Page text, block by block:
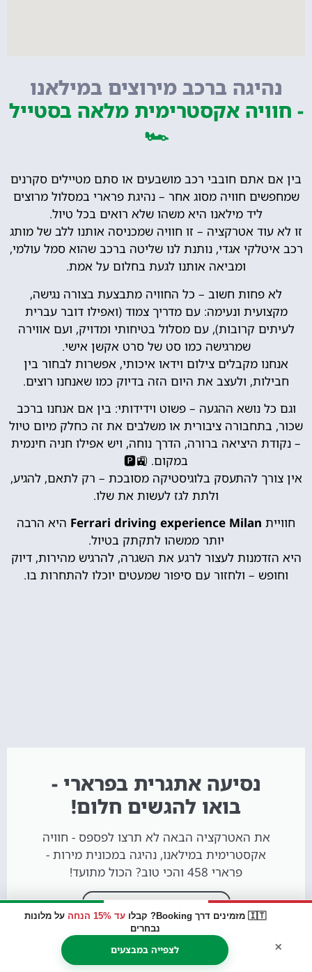
🇮🇹 מזמינים דרך Booking? קבלו עד 15% הנחה
על מלונות
נבחרים
לצפייה במבצעים ×
נהיגה ברכב מירוצים במילאנו
- חוויה אקסטרימית מלאה בסטייל
🏎️
בין אם אתם חובבי רכב מושבעים או סתם מטיילים סקרנים
שמחפשים חוויה מסוג אחר – נהיגת פרארי במסלול מרוצים
ליד מילאנו היא משהו שלא רואים בכל טיול.
זו לא עוד אטרקציה – זו חוויה שמכניסה אותנו ללב של מותג
רכב איטלקי אגדי, נותנת לנו שליטה ברכב שהוא סמל עולמי,
ומביאה אותנו לגעת בחלום על אמת.
לא פחות חשוב – כל החוויה מתבצעת בצורה נגישה,
מקצועית ונעימה: עם מדריך צמוד (ואפילו דובר עברית
לעיתים קרובות), עם מסלול בטיחותי ומדויק, ועם אווירה
שמרגישה כמו סט של סרט אקשן אישי.
אנחנו מקבלים צילום וידאו איכותי, אפשרות לבחור בין
חבילות, ולעצב את היום הזה בדיוק כמו שאנחנו רוצים.
וגם כל נושא ההגעה – פשוט וידידותי: בין אם אנחנו ברכב
שכור, בתחבורה ציבורית או משלבים את זה כחלק מיום טיול
– נקודת היציאה ברורה, הדרך נוחה, ויש אפילו חניה חינמית
במקום. 🚉🅿️
אין צורך להתעסק בלוגיסטיקה מסובכת – רק לתאם, להגיע,
ולתת לגז לעשות את שלו.
חוויית Ferrari driving experience Milan היא הרבה
יותר ממשהו לתקתק בטיול.
היא הזדמנות לעצור לרגע את השגרה, להרגיש מהירות, דיוק
וחופש – ולחזור עם סיפור שמעטים יוכלו להתחרות בו.
נסיעה אתגרית בפרארי -
בואו להגשים חלום!
את האטרקציה הבאה לא תרצו לפספס - חוויה
אקסטרימית במילאנו, נהיגה במכונית מירות -
פרארי 458 והכי טוב? הכול מתועד!
להזמנת כרטיס לחצו כאן